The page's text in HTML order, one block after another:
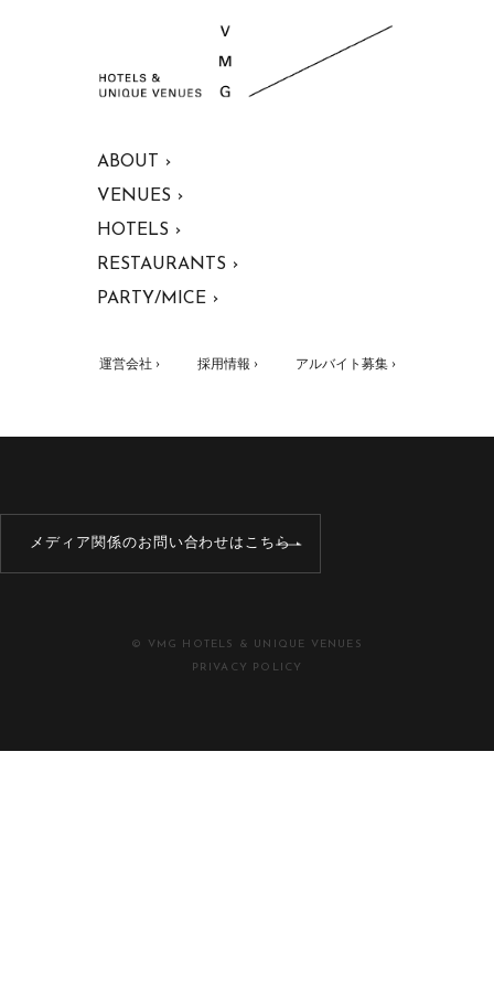
ABOUT ›
VENUES ›
HOTELS ›
RESTAURANTS ›
PARTY/MICE ›
運営会社 › 採用情報 › アルバイト募集 ›
メディア関係のお問い合わせはこちら
© VMG HOTELS & UNIQUE VENUES
PRIVACY POLICY